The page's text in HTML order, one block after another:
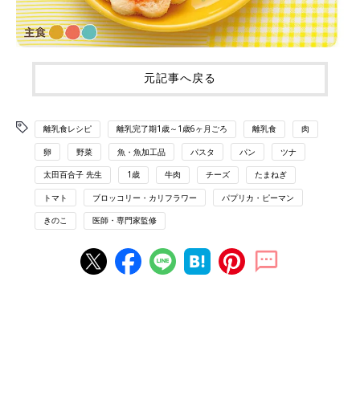
元記事へ戻る
離乳食レシピ 離乳完了期1歳～1歳6ヶ月ごろ 離乳食 肉
卵 野菜 魚・魚加工品 パスタ パン ツナ
太田百合子 先生 1歳 牛肉 チーズ たまねぎ
トマト ブロッコリー・カリフラワー パプリカ・ピーマン
きのこ 医師・専門家監修